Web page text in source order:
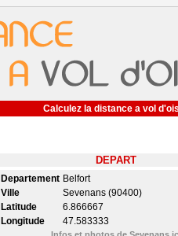
Calculez la distance a vol
DEPART
Departement Belfort
Ville
Sevenans (90400)
Latitude
6.866667
Longitude
47.583333